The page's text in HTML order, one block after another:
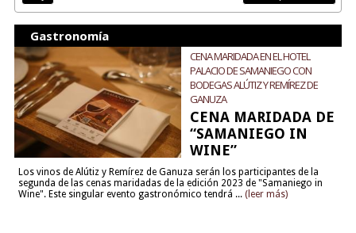
Gastronomía
CENA MARIDADA EN EL HOTEL
PALACIO DE SAMANIEGO CON
BODEGAS ALÚTIZ Y REMÍREZ DE
GANUZA
CENA MARIDADA DE
“SAMANIEGO IN
WINE”
Los vinos de Alútiz y Remírez de Ganuza serán los participantes de la
segunda de las cenas maridadas de la edición 2023 de "Samaniego in
Wine". Este singular evento gastronómico tendrá ... (leer más)